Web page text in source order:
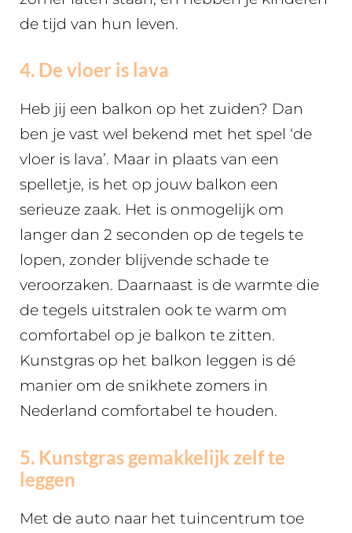
de tijd van hun leven.
4. De vloer is lava
Heb jij een balkon op het zuiden? Dan
ben je vast wel bekend met het spel ‘de
vloer is lava’. Maar in plaats van een
spelletje, is het op jouw balkon een
serieuze zaak. Het is onmogelijk om
langer dan 2 seconden op de tegels te
lopen, zonder blijvende schade te
veroorzaken. Daarnaast is de warmte die
de tegels uitstralen ook te warm om
comfortabel op je balkon te zitten.
Kunstgras op het balkon leggen is dé
manier om de snikhete zomers in
Nederland comfortabel te houden.
5. Kunstgras gemakkelijk zelf te
leggen
Met de auto naar het tuincentrum toe